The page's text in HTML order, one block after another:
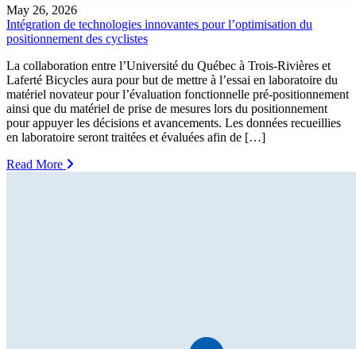
May 26, 2026
Intégration de technologies innovantes pour l’optimisation du
positionnement des cyclistes
La collaboration entre l’Université du Québec à Trois-Rivières et
Laferté Bicycles aura pour but de mettre à l’essai en laboratoire du
matériel novateur pour l’évaluation fonctionnelle pré-positionnement
ainsi que du matériel de prise de mesures lors du positionnement
pour appuyer les décisions et avancements. Les données recueillies
en laboratoire seront traitées et évaluées afin de […]
Read More